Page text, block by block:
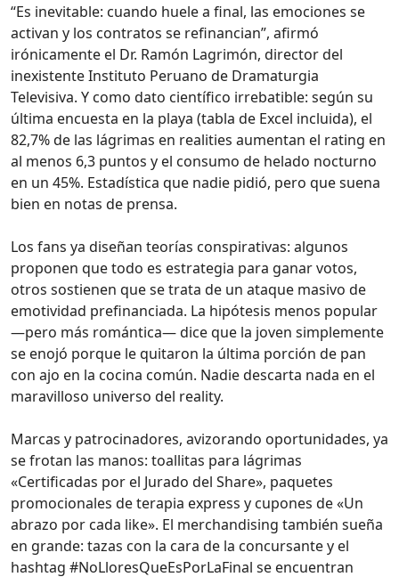
“Es inevitable: cuando huele a final, las emociones se
activan y los contratos se refinancian”, afirmó
irónicamente el Dr. Ramón Lagrimón, director del
inexistente Instituto Peruano de Dramaturgia
Televisiva. Y como dato científico irrebatible: según su
última encuesta en la playa (tabla de Excel incluida), el
82,7% de las lágrimas en realities aumentan el rating en
al menos 6,3 puntos y el consumo de helado nocturno
en un 45%. Estadística que nadie pidió, pero que suena
bien en notas de prensa.
Los fans ya diseñan teorías conspirativas: algunos
proponen que todo es estrategia para ganar votos,
otros sostienen que se trata de un ataque masivo de
emotividad prefinanciada. La hipótesis menos popular
—pero más romántica— dice que la joven simplemente
se enojó porque le quitaron la última porción de pan
con ajo en la cocina común. Nadie descarta nada en el
maravilloso universo del reality.
Marcas y patrocinadores, avizorando oportunidades, ya
se frotan las manos: toallitas para lágrimas
«Certificadas por el Jurado del Share», paquetes
promocionales de terapia express y cupones de «Un
abrazo por cada like». El merchandising también sueña
en grande: tazas con la cara de la concursante y el
hashtag #NoLloresQueEsPorLaFinal se encuentran